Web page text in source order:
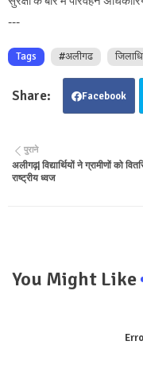
---
Tags #अलीगढ
Facebook
पुराने
अलीगढ़| विद्यार्थियों ने ग्रामीणों को
राष्ट्रीय ध्वज
You Might Like